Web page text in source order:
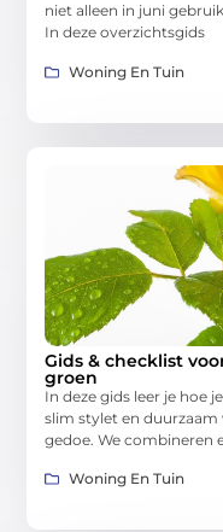
niet alleen in juni
In deze overzichtsgids
Woning En Tuin
Gids & checklist
groen
In deze gids leer je hoe
slim stylet en
gedoe. We combineren
Woning En Tuin